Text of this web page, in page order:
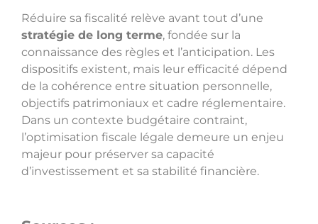
Réduire sa fiscalité relève avant tout d’une
stratégie de long terme, fondée sur la
connaissance des règles et l’anticipation. Les
dispositifs existent, mais leur efficacité dépend
de la cohérence entre situation personnelle,
objectifs patrimoniaux et cadre réglementaire.
Dans un contexte budgétaire contraint,
l’optimisation fiscale légale demeure un enjeu
majeur pour préserver sa capacité
d’investissement et sa stabilité financière.